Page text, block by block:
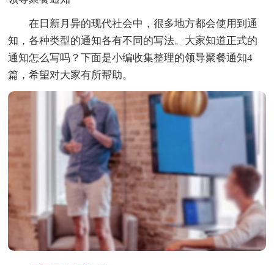
在日新月异的现代社会中，很多地方都会使用到通
知，各种类型的通知各有不同的写法。大家知道正式的
通知怎么写吗？下面是小编收集整理的领导聚餐通知4
篇，希望对大家有所帮助。